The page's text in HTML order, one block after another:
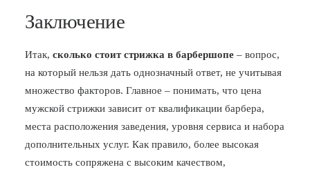
Заключение
Итак, сколько стоит стрижка в барбершопе – вопрос,
на который нельзя дать однозначный ответ, не учитывая
множество факторов. Главное – понимать, что цена
мужской стрижки зависит от квалификации барбера,
места расположения заведения, уровня сервиса и набора
дополнительных услуг. Как правило, более высокая
стоимость сопряжена с высоким качеством,